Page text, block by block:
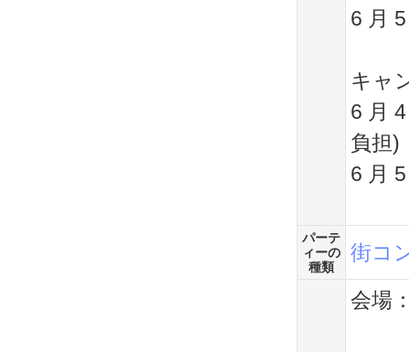
6 月
キャ
6 月
負担)
6 月
パーテ
ィーの
種類
街コ
会場